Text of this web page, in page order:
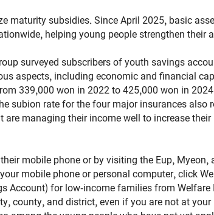
subsidies. Since April 2025, basic
helping young people strengthen their
surveyed subscribers of youth savings
aspects, including economic and financial
339,000 won in 2022 to 425,000 won in
subion rate for the four major insurances also
managing their income well to increase
mobile phone or by visiting the Eup, Myeon,
mobile phone or personal computer, click
Account) for low-income families from
county, and district, even if you are not at